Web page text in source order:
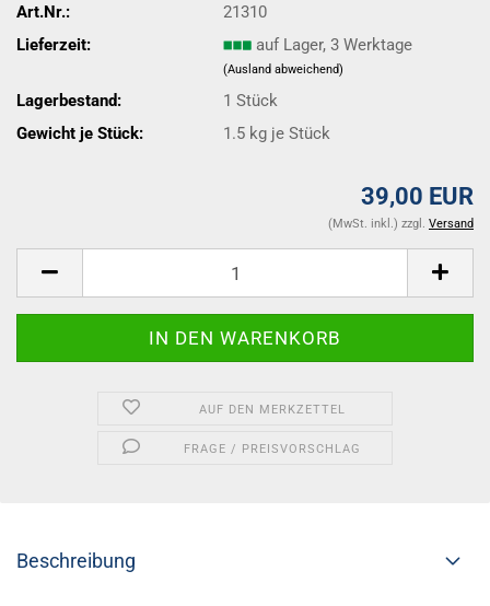
Art.Nr.:
21310
Lieferzeit:
auf Lager, 3 Werktage
(Ausland abweichend)
Lagerbestand: 1Stück
Gewicht je Stück:
1.5 kg je Stück
39,00 EUR
(MwSt. inkl.) zzgl. Versand
AUF DEN MERKZETTEL
FRAGE / PREISVORSCHLAG
Beschreibung